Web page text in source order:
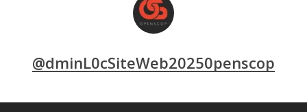
@dminL0cSiteWeb20250penscop